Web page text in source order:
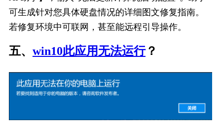
可生成针对您具体硬盘情况的详细图文修复指南。
若修复环境中可联网，甚至能远程引导操作。
五、 win10此应用无法运行？